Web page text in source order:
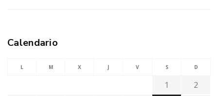
Calendario
L M X J V S D
1
2